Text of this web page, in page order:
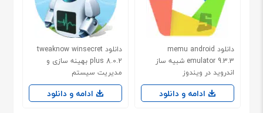
دانلود memu android
emulator 9.3.3 شبیه ساز
اندروید در ویندوز
ادامه و دانلود
دانلود tweaknow winsecret
plus 8.0.2 بهینه سازی و
مدیریت سیستم
ادامه و دانلود